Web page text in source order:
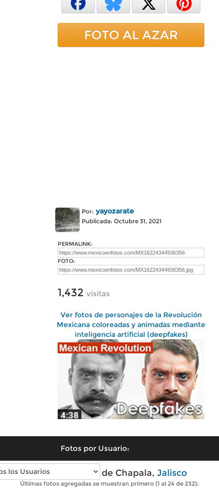
FOTO AL AZAR
Por: yayozarate
Publicada: Octubre 31, 2021
PERMALINK:
FOTO:
1,432 visitas
Ver fotos de personajes de la Revolución
Mexicana coloreadas y animadas mediante
inteligencia artificial (deepfakes)
Fotos por Usuario:
Fotos antiguas de Chapala, Jalisco
Últimas fotos agregadas se muestran primero (1 al 24 de 232):